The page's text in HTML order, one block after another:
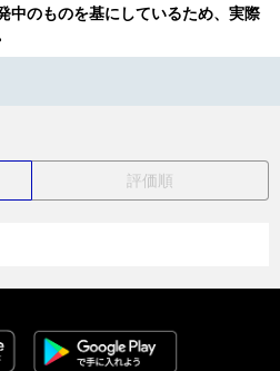
中のものを基にしているため、実際
評価順